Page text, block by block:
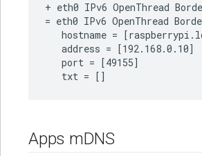
+ eth0 IPv6 OpenThread
= eth0 IPv6 OpenThread
hostname =
   address = [192.168.0.10]
   port = [49155]
Apps mDNS